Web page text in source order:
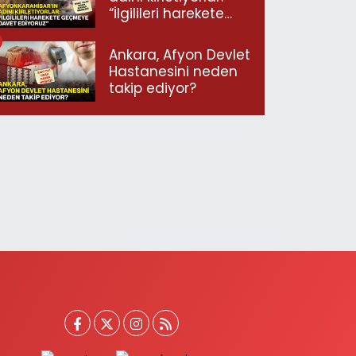
“İlgilileri harekete
ediyoruz”
Ankara, Afyon Devlet
Hastanesini neden
takip ediyor?